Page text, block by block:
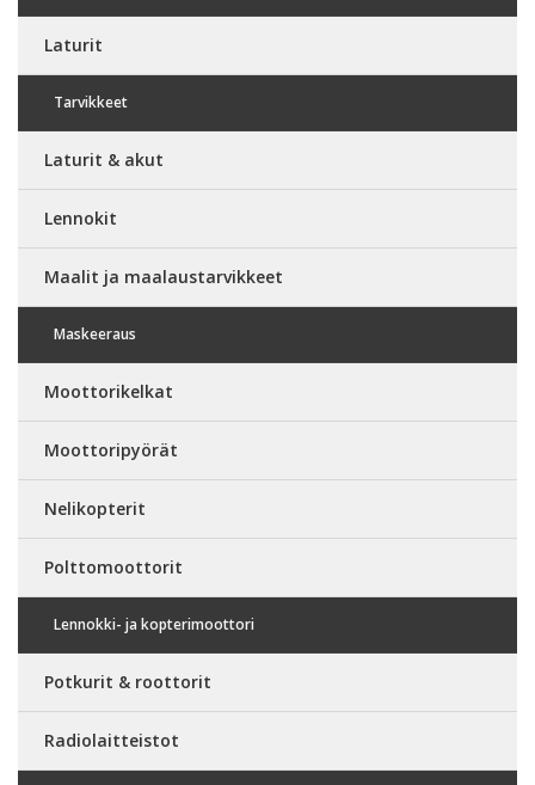
Laturit
Tarvikkeet
Laturit & akut
Lennokit
Maalit ja maalaustarvikkeet
Maskeeraus
Moottorikelkat
Moottoripyörät
Nelikopterit
Polttomoottorit
Lennokki- ja kopterimoottori
Potkurit & roottorit
Radiolaitteistot